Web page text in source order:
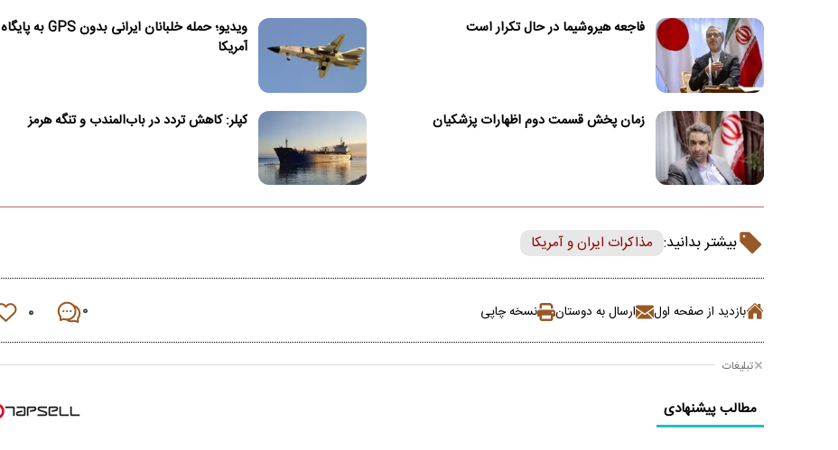
فاجعه هیروشیما در حال تکرار است
ویدیو؛ حمله خلبانان ایرانی بدون GPS به پایگاه
آمریکا
زمان پخش قسمت دوم اظهارات پزشکیان کپلر: کاهش تردد در باب‌المندب و تنگه هرمز
بیشتر بدانید: مذاکرات ایران و آمریکا
بازدید از صفحه اول ارسال به دوستان نسخه چاپی ۰ ۰
تبلیغات
مطالب پیشنهادی